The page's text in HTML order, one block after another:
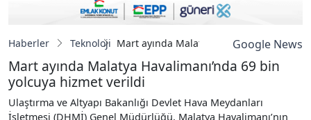
Haberler Teknoloji Mart ayında Malatya Havalimanı’nda
Google News
Mart ayında Malatya Havalimanı’nda 69 bin
yolcuya hizmet verildi
Ulaştırma ve Altyapı Bakanlığı Devlet Hava Meydanları
İşletmesi (DHMİ) Genel Müdürlüğü, Malatya Havalimanı’nın